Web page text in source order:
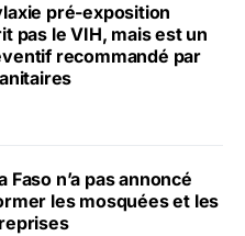
pré-exposition
pas le VIH, mais est un
recommandé par
Faso n’a pas annoncé
les mosquées et les